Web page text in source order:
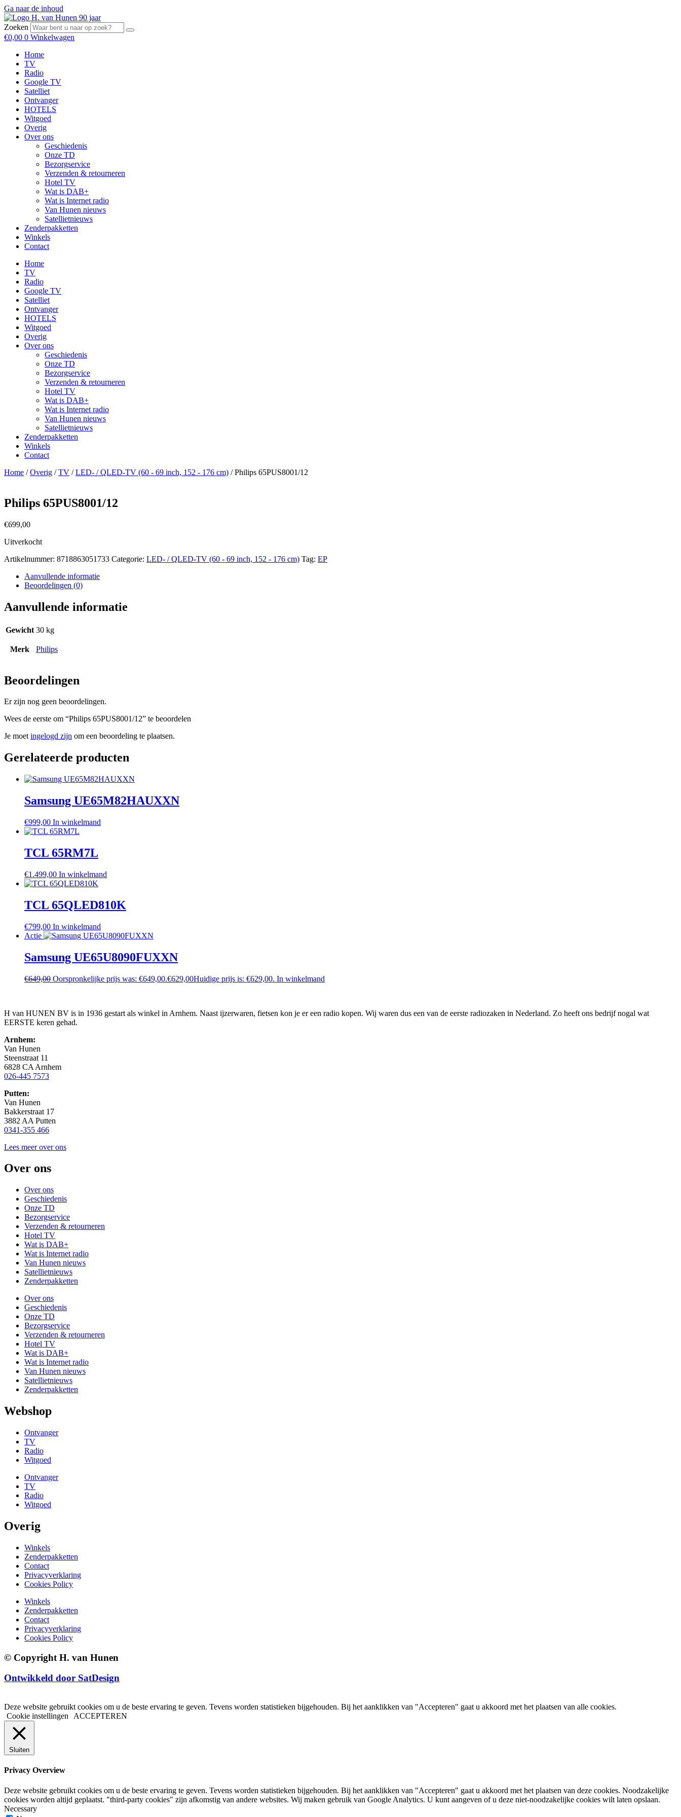
Ga naar de inhoud
Zoeken
€0,00 0 Winkelwagen
Home
TV
Radio
Google TV
Satelliet
Ontvanger
HOTELS
Witgoed
Overig
Over ons
Geschiedenis
Onze TD
Bezorgservice
Verzenden & retourneren
Hotel TV
Wat is DAB+
Wat is Internet radio
Van Hunen nieuws
Satellietnieuws
Zenderpakketten
Winkels
Contact
Home
TV
Radio
Google TV
Satelliet
Ontvanger
HOTELS
Witgoed
Overig
Over ons
Geschiedenis
Onze TD
Bezorgservice
Verzenden & retourneren
Hotel TV
Wat is DAB+
Wat is Internet radio
Van Hunen nieuws
Satellietnieuws
Zenderpakketten
Winkels
Contact
Home /Overig /TV /LED- / QLED-TV (60 - 69 inch, 152 - 176 cm) / Philips 65PUS8001/12
Philips 65PUS8001/12
€699,00
Uitverkocht
Artikelnummer: 8718863051733 Categorie: LED- / QLED-TV (60 - 69 inch, 152 - 176 cm) Tag: EP
Aanvullende informatie
Beoordelingen (0)
Aanvullende informatie
Gewicht 30 kg
Merk Philips
Beoordelingen
Er zijn nog geen beoordelingen.
Wees de eerste om “Philips 65PUS8001/12” te beoordelen
Je moetingelogd zijn om een beoordeling te plaatsen.
Gerelateerde producten
Samsung UE65M82HAUXXN
€999,00 In winkelmand
TCL 65RM7L
€1.499,00 In winkelmand
TCL 65QLED810K
€799,00 In winkelmand
Actie
Samsung UE65U8090FUXXN
€649,00 Oorspronkelijke prijs was: €649,00.€629,00Huidige prijs is: €629,00. In winkelmand
H van HUNEN BV is in 1936 gestart als winkel in Arnhem. Naast ijzerwaren, fietsen kon je er een radio kopen. Wij waren dus een van de eerste radiozaken in Nederland. Zo heeft ons bedrijf nogal wat
EERSTE keren gehad.
Arnhem:
Van Hunen
Steenstraat 11
6828 CA Arnhem
026-445 7573
Putten:
Van Hunen
Bakkerstraat 17
3882 AA Putten
0341-355 466
Lees meer over ons
Over ons
Over ons
Geschiedenis
Onze TD
Bezorgservice
Verzenden & retourneren
Hotel TV
Wat is DAB+
Wat is Internet radio
Van Hunen nieuws
Satellietnieuws
Zenderpakketten
Over ons
Geschiedenis
Onze TD
Bezorgservice
Verzenden & retourneren
Hotel TV
Wat is DAB+
Wat is Internet radio
Van Hunen nieuws
Satellietnieuws
Zenderpakketten
Webshop
Ontvanger
TV
Radio
Witgoed
Ontvanger
TV
Radio
Witgoed
Overig
Winkels
Zenderpakketten
Contact
Privacyverklaring
Cookies Policy
Winkels
Zenderpakketten
Contact
Privacyverklaring
Cookies Policy
© Copyright H. van Hunen
Ontwikkeld door SatDesign
Deze website gebruikt cookies om u de beste ervaring te geven. Tevens worden statistieken bijgehouden. Bij het aanklikken van "Accepteren" gaat u akkoord met het plaatsen van alle cookies.
Cookie instellingen
ACCEPTEREN
Sluiten
Privacy Overview
Deze website gebruikt cookies om u de beste ervaring te geven. Tevens worden statistieken bijgehouden. Bij het aanklikken van "Accepteren" gaat u akkoord met het plaatsen van deze cookies. Noodzakelijke
cookies worden altijd geplaatst. "third-party cookies" zijn afkomstig van andere websites. Wij maken gebruik van Google Analytics. U kunt aangeven of u deze niet-noodzakelijke cookies wilt laten opslaan.
Necessary